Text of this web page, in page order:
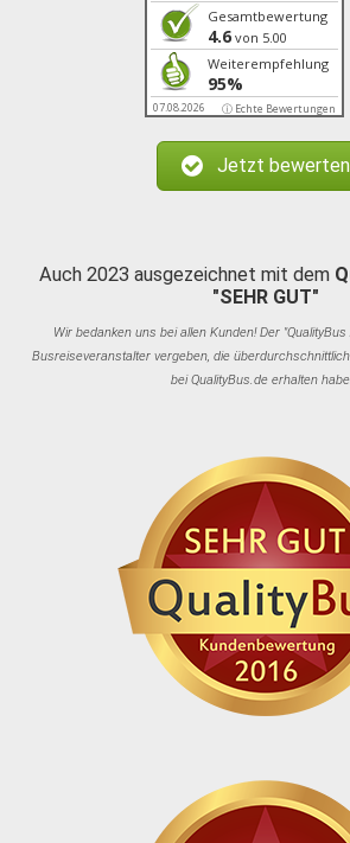
Gesamtbewertung
4.6 von 5.00
Weiterempfehlung
95%
07.08.2026 ⓘ Echte Bewertungen
Jetzt bewerten
Auch 2023 ausgezeichnet mit dem
"SEHR GUT"
Wir bedanken uns bei allen Kunden! Der
Busreiseveranstalter vergeben, die
bei QualityBus.de erhalten